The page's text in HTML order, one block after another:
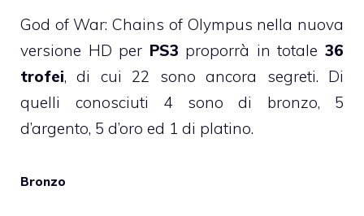
God of War: Chains of Olympus nella nuova
versione HD per PS3 proporrà in totale36
trofei, di cui 22 sono ancora segreti. Di
quelli conosciuti 4 sono di bronzo, 5
d’argento, 5 d’oro ed 1 di platino.
Bronzo